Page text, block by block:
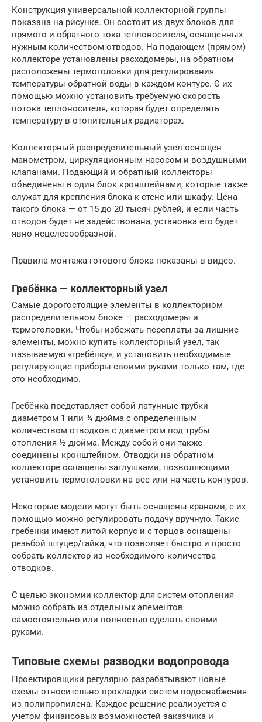
Конструкция универсальной коллекторной группы
показана на рисунке. Он состоит из двух блоков для
прямого и обратного тока теплоносителя, оснащенных
нужным количеством отводов. На подающем (прямом)
коллекторе установлены расходомеры, на обратном
расположены термоголовки для регулирования
температуры обратной воды в каждом контуре. С их
помощью можно установить требуемую скорость
потока теплоносителя, которая будет определять
температуру в отопительных радиаторах.
Коллекторный распределительный узел оснащен
манометром, циркуляционным насосом и воздушными
клапанами. Подающий и обратный коллекторы
объединены в один блок кронштейнами, которые также
служат для крепления блока к стене или шкафу. Цена
такого блока — от 15 до 20 тысяч рублей, и если часть
отводов будет не задействована, установка его будет
явно нецелесообразной.
Правила монтажа готового блока показаны в видео.
Гребёнка — коллекторный узел
Самые дорогостоящие элементы в коллекторном
распределительном блоке — расходомеры и
термоголовки. Чтобы избежать переплаты за лишние
элементы, можно купить коллекторный узел, так
называемую «гребёнку», и установить необходимые
регулирующие приборы своими руками только там, где
это необходимо.
Гребёнка представляет собой латунные трубки
диаметром 1 или ¾ дюйма с определенным
количеством отводков с диаметром под трубы
отопления ½ дюйма. Между собой они также
соединены кронштейном. Отводки на обратном
коллекторе оснащены заглушками, позволяющими
установить термоголовки на все или на часть контуров.
Некоторые модели могут быть оснащены кранами, с их
помощью можно регулировать подачу вручную. Такие
гребенки имеют литой корпус и с торцов оснащены
резьбой штуцер/гайка, что позволяет быстро и просто
собрать коллектор из необходимого количества
отводков.
С целью экономии коллектор для систем отопления
можно собрать из отдельных элементов
самостоятельно или полностью сделать своими
руками.
Типовые схемы разводки водопровода
Проектировщики регулярно разрабатывают новые
схемы относительно прокладки систем водоснабжения
из полипропилена. Каждое решение реализуется с
учетом финансовых возможностей заказчика и